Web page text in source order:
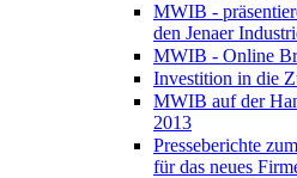
MWIB -
den Jenaer
MWIB - Online
Investition in die
MWIB auf der
2013
Presseberichte
für das neues